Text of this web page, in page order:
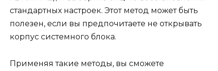
стандартных настроек. Этот метод может быть
полезен, если вы предпочитаете не открывать
корпус системного блока.
Применяя такие методы, вы сможете